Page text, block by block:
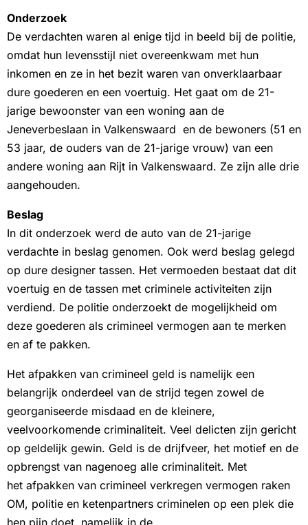
Onderzoek
De verdachten waren al enige tijd in beeld bij de politie,
omdat hun levensstijl niet overeenkwam met hun
inkomen en ze in het bezit waren van onverklaarbaar
dure goederen en een voertuig. Het gaat om de 21-
jarige bewoonster van een woning aan de
Jeneverbeslaan in Valkenswaard en de bewoners (51 en
53 jaar, de ouders van de 21-jarige vrouw) van een
andere woning aan Rijt in Valkenswaard. Ze zijn alle drie
aangehouden.
Beslag
In dit onderzoek werd de auto van de 21-jarige
verdachte in beslag genomen. Ook werd beslag gelegd
op dure designer tassen. Het vermoeden bestaat dat dit
voertuig en de tassen met criminele activiteiten zijn
verdiend. De politie onderzoekt de mogelijkheid om
deze goederen als crimineel vermogen aan te merken
en af te pakken.
Het afpakken van crimineel geld is namelijk een
belangrijk onderdeel van de strijd tegen zowel de
georganiseerde misdaad en de kleinere,
veelvoorkomende criminaliteit. Veel delicten zijn gericht
op geldelijk gewin. Geld is de drijfveer, het motief en de
opbrengst van nagenoeg alle criminaliteit. Met
het afpakken van crimineel verkregen vermogen raken
OM, politie en ketenpartners criminelen op een plek die